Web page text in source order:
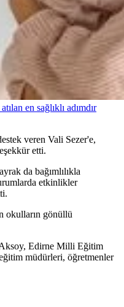
en sağlıklı adımdır
veren Vali Sezer'e,
etti.
da bağımlılıkla
etkinlikler
okulların gönüllü
Edirne Milli Eğitim
müdürleri, öğretmenler